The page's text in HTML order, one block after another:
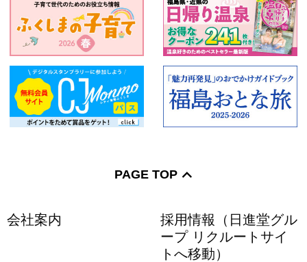
PAGE TOP
会社案内
採用情報（日進堂グル
ープ リクルートサイ
トへ移動）